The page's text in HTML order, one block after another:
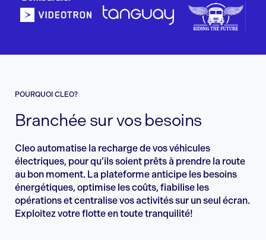
POURQUOI CLEO?
Branchée sur vos besoins
Cleo automatise la recharge de vos véhicules
électriques, pour qu’ils soient prêts à prendre la route
au bon moment. La plateforme anticipe les besoins
énergétiques, optimise les coûts, fiabilise les
opérations et centralise vos activités sur un seul écran.
Exploitez votre flotte en toute tranquilité!